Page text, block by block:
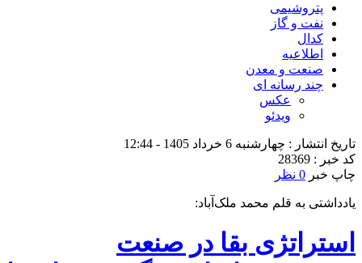
پتروشیمی
نفت و گاز
کدال
اطلاعیه
صنعت و معدن
چند رسانه ای
عکس
ویدئو
تاریخ انتشار : چهارشنبه 6 خرداد 1405 - 12:44
کد خبر : 28369
چاپ خبر 0 نظر
یادداشتی به قلم محمد ملک‌آباد:
استراتژی بقا در صنعت